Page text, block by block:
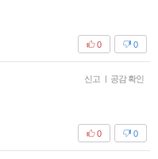
0
0
신고 | 공감 확인
0
0